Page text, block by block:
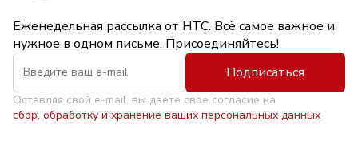
Еженедельная рассылка от НТС. Всё самое важное и
нужное в одном письме. Присоединяйтесь!
Подписаться
Оставляя свой e-mail, вы даете свое согласие на
сбор, обработку и хранение ваших персональных данных